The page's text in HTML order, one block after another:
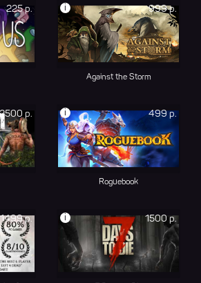
225 р. 999 р.
i
Against the Storm
2500 р. 499 р.
i
Roguebook
1499 р. 1500 р.
i